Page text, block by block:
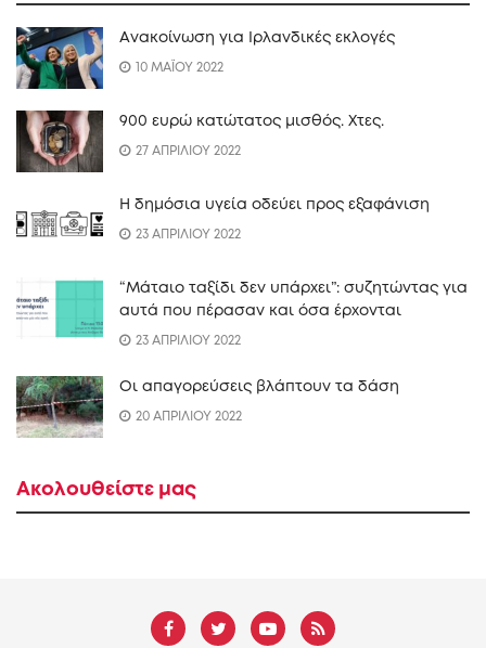
Ανακοίνωση για Ιρλανδικές εκλογές
10 ΜΑΪΟΥ 2022
900 ευρώ κατώτατος μισθός. Xτες.
27 ΑΠΡΙΛΙΟΥ 2022
Η δημόσια υγεία οδεύει προς εξαφάνιση
23 ΑΠΡΙΛΙΟΥ 2022
“Mάταιο ταξίδι δεν υπάρχει”: συζητώντας για
αυτά που πέρασαν και όσα έρχονται
23 ΑΠΡΙΛΙΟΥ 2022
Οι απαγορεύσεις βλάπτουν τα δάση
20 ΑΠΡΙΛΙΟΥ 2022
Ακολουθείστε μας